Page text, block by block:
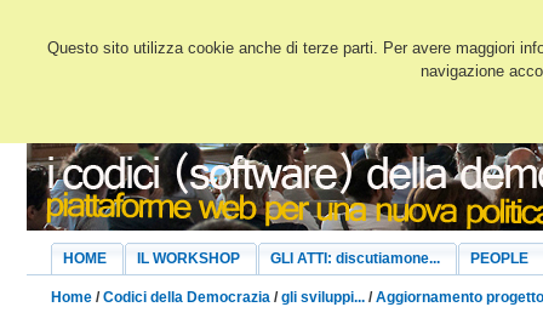
Questo sito utilizza cookie anche di terze parti. Per avere maggiori
navigazione
HOME IL WORKSHOP GLI ATTI: discutiamone... PEOPLE
Home /Codici della Democrazia /gli sviluppi... /Aggiornamento